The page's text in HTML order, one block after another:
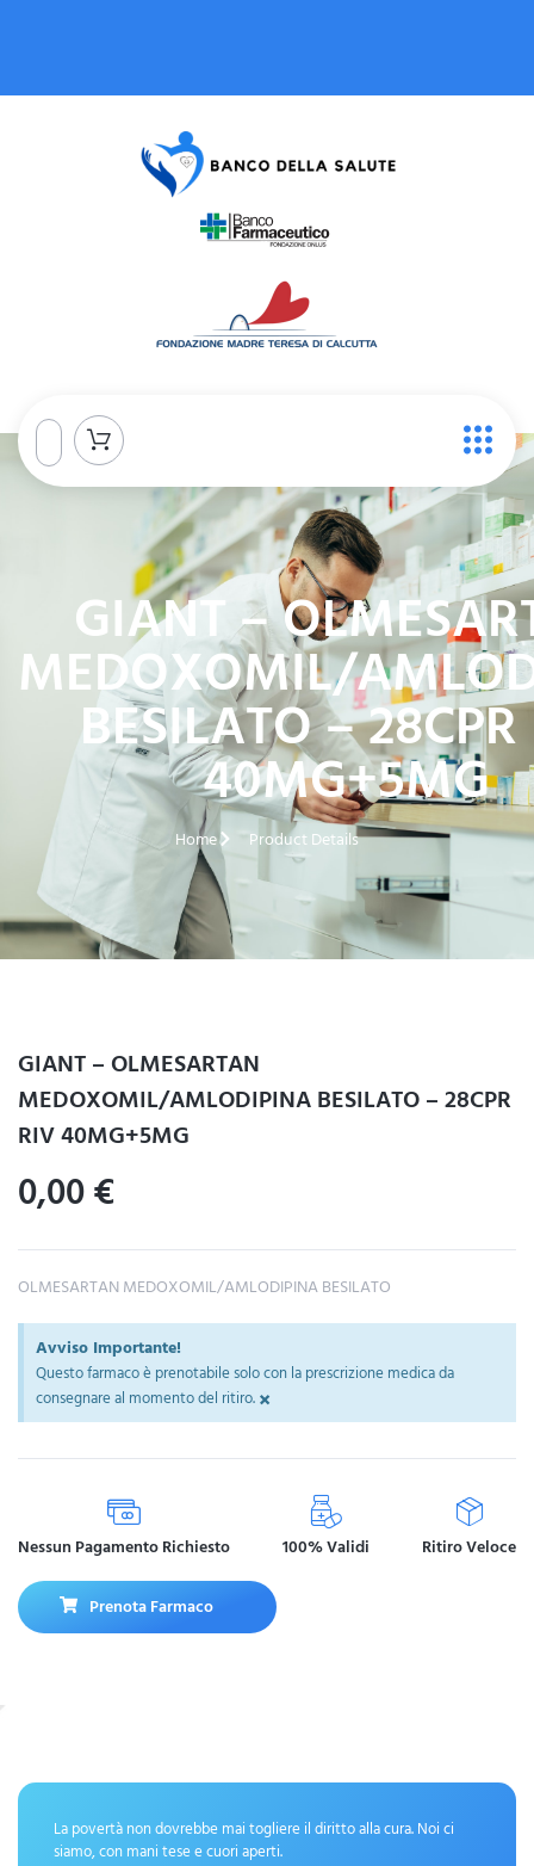
GIANT –
MEDOXOMIL/
BESILATO –
40MG+5MG
Home Product Details
GIANT – OLMESARTAN
MEDOXOMIL/AMLODIPINA BESILATO – 28CPR
RIV 40MG+5MG
0,00€
OLMESARTAN MEDOXOMIL/AMLODIPINA BESILATO
Avviso Importante!
Questo farmaco è prenotabile solo con la prescrizione medica da
consegnare al momento del ritiro.×
Nessun Pagamento Richiesto 100% Validi Ritiro Veloce
Prenota Farmaco
La povertà non dovrebbe mai togliere il diritto alla cura. Noi ci
siamo, con mani tese e cuori aperti.